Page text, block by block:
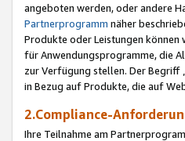
angeboten werden, oder andere
Partnerprogramm näher
Produkte oder Leistungen können
für Anwendungsprogramme, die
zur Verfügung stellen. Der Begriff
in Bezug auf Produkte, die auf
2.Compliance-
Ihre Teilnahme am